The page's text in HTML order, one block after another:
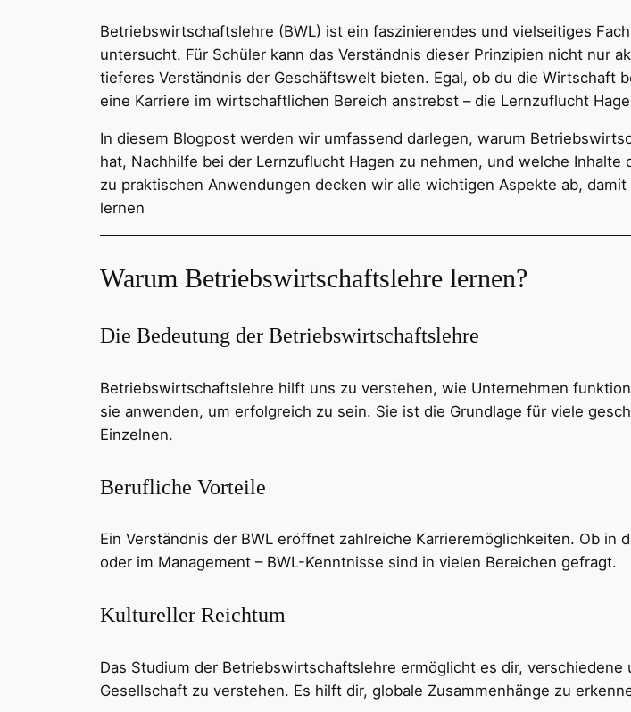
Betriebswirtschaftslehre (BWL) ist ein faszinierendes und vielseitiges
untersucht. Für Schüler kann das Verständnis dieser Prinzipien nicht nur
tieferes Verständnis der Geschäftswelt bieten. Egal, ob du die
eine Karriere im wirtschaftlichen Bereich anstrebst – die Lernzuflucht
In diesem Blogpost werden wir umfassend darlegen, warum
hat, Nachhilfe bei der Lernzuflucht Hagen zu nehmen, und welche
zu praktischen Anwendungen decken wir alle wichtigen Aspekte ab,
lernen
Warum Betriebswirtschaftslehre lernen?
Die Bedeutung der Betriebswirtschaftslehre
Betriebswirtschaftslehre hilft uns zu verstehen, wie Unternehmen
sie anwenden, um erfolgreich zu sein. Sie ist die Grundlage für viele
Einzelnen.
Berufliche Vorteile
Ein Verständnis der BWL eröffnet zahlreiche Karrieremöglichkeiten. Ob
oder im Management – BWL-Kenntnisse sind in vielen Bereichen gefragt.
Kultureller Reichtum
Das Studium der Betriebswirtschaftslehre ermöglicht es dir,
Gesellschaft zu verstehen. Es hilft dir, globale Zusammenhänge zu